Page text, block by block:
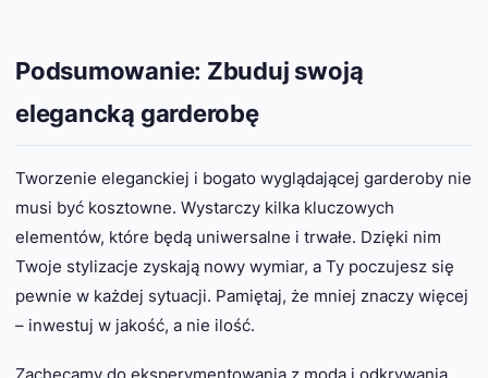
Podsumowanie: Zbuduj swoją
elegancką garderobę
Tworzenie eleganckiej i bogato wyglądającej garderoby nie
musi być kosztowne. Wystarczy kilka kluczowych
elementów, które będą uniwersalne i trwałe. Dzięki nim
Twoje stylizacje zyskają nowy wymiar, a Ty poczujesz się
pewnie w każdej sytuacji. Pamiętaj, że mniej znaczy więcej
– inwestuj w jakość, a nie ilość.